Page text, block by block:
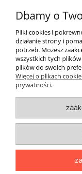
Promocje i
Promocyjne Ceny|
Dbamy o
Pliki cookies i
działanie strony i
potrzeb. Możesz
wszystkich tych
plików do swoich
Więcej o plikach
prywatności.